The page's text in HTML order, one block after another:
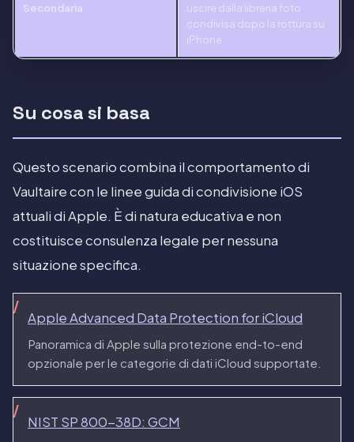
Secondaria
uscire dalla libreria foto
condivisa dopo la rottura su
iPhone
Su cosa si basa
Questo scenario combina il comportamento di
Vaultaire con le linee guida di condivisione iOS
attuali di Apple. È di natura educativa e non
costituisce consulenza legale per nessuna
situazione specifica.
Apple Advanced Data Protection for iCloud
Panoramica di Apple sulla protezione end-to-end
opzionale per le categorie di dati iCloud supportate.
NIST SP 800-38D: GCM